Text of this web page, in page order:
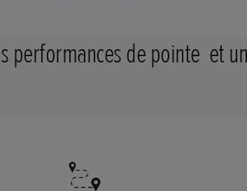
performances de pointe et